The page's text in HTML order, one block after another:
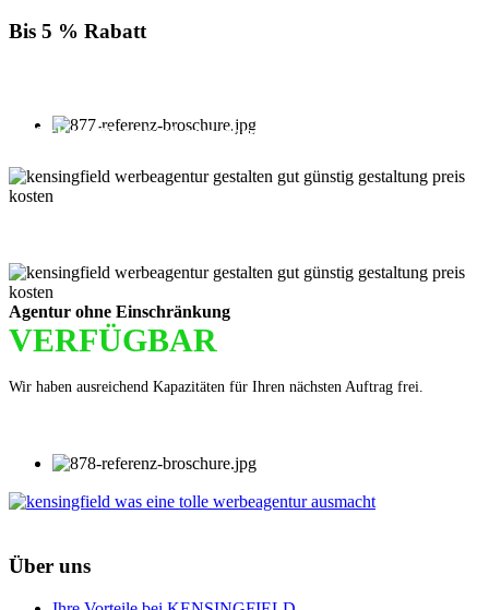
Bis 5 % Rabatt
Einfach im Warenkorb auswählen!
Agentur ohne Einschränkung
VERFÜGBAR
Wir haben ausreichend Kapazitäten für Ihren nächsten Auftrag frei.
Über uns